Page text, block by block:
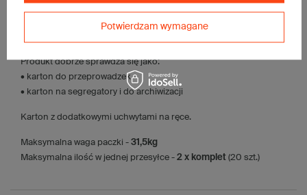
• InPost C
Produkt dobrze sprawdza się jako:
• karton do przeprowadzek
• karton na segregatory i do archiwizacji
Karton z dodatkowymi uchwytami na ręce.
Maksymalna waga paczki - 31,5kg
Maksymalna ilość w jednej przesyłce - 2 x komplet (20 szt.)
Potwierdzam wymagane